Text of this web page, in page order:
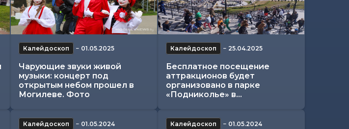
Калейдоскоп − 01.05.2025
Чарующие звуки живой
музыки: концерт под
открытым небом прошел в
Могилеве. Фото
Калейдоскоп − 25.04.2025
Бесплатное посещение
аттракционов будет
организовано в парке
«Подниколье» в...
Калейдоскоп − 01.05.2024 Калейдоскоп − 01.05.2024